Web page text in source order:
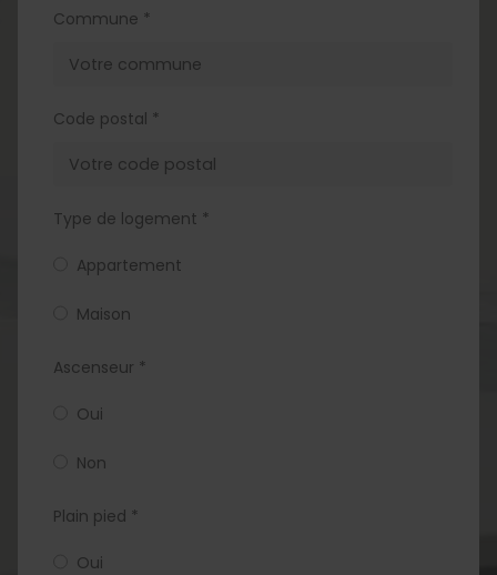
Commune *
Code postal *
Type de logement *
Appartement
Maison
Ascenseur *
Oui
Non
Plain pied *
Oui